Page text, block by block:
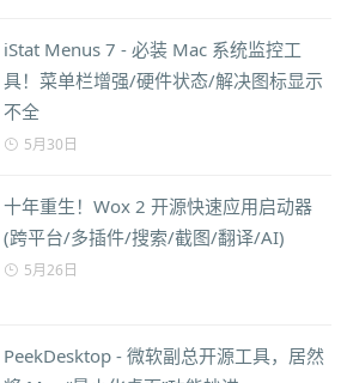
iStat Menus 7 - 必装 Mac 系统监控工
具！菜单栏增强/硬件状态/解决图标显示
不全
5月30日
十年重生！Wox 2 开源快速应用启动器
(跨平台/多插件/搜索/截图/翻译/AI)
5月26日
PeekDesktop - 微软副总开源工具，居然